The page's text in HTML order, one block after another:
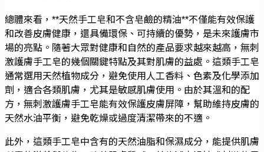
總體來看，**天然手工皂和不含皂鹼的精油**不僅能有效保護
和改善皮膚健康，還具備環保、可持續的優勢，是未來護膚市
場的亮點。隨著大眾對健康和自然的產品要求越來越高，無刺
激護膚手工皂的幾個關鍵特點及其對肌膚的益處。這類手工皂
通常選用天然植物成分，避免使用人工香料、色素及化學添加
劑，適合各類肌膚，尤其是敏感肌膚使用。由於其溫和的配
方，無刺激護膚手工皂能有效保護皮膚屏障，幫助維持皮膚的
天然水油平衡，避免乾燥或過度清潔帶來的不適。
此外，這類手工皂中含有的天然油脂和保濕成分，能提供肌膚